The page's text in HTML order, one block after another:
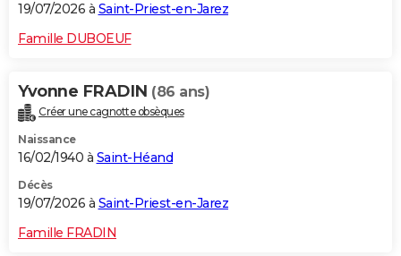
19/07/2026 à Saint-Priest-en-Jarez
Famille DUBOEUF
Yvonne FRADIN (86 ans)
Créer une cagnotte obsèques
Naissance
16/02/1940 à Saint-Héand
Décès
19/07/2026 à Saint-Priest-en-Jarez
Famille FRADIN